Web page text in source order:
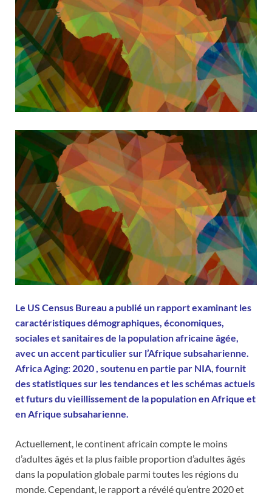
Le US Census Bureau a publié un rapport examinant les
caractéristiques démographiques, économiques,
sociales et sanitaires de la population africaine âgée,
avec un accent particulier sur l’Afrique subsaharienne.
Africa Aging: 2020 , soutenu en partie par NIA, fournit
des statistiques sur les tendances et les schémas actuels
et futurs du vieillissement de la population en Afrique et
en Afrique subsaharienne.
Actuellement, le continent africain compte le moins
d’adultes âgés et la plus faible proportion d’adultes âgés
dans la population globale parmi toutes les régions du
monde. Cependant, le rapport a révélé qu’entre 2020 et